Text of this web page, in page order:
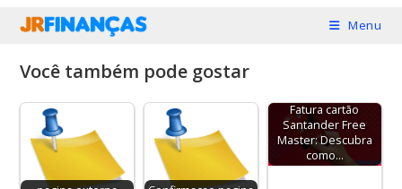
Menu
Você também pode gostar
Fatura cartão
Santander Free
Master: Descubra
como…